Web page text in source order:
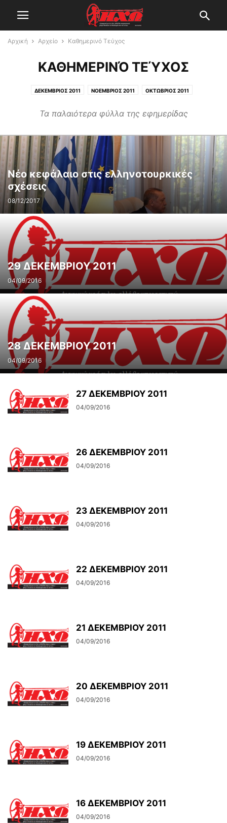
Αρχική Αρχείο Καθημερινό Τεύχος
ΚΑΘΗΜΕΡΙΝΌ ΤΕΎΧΟΣ
ΔΕΚΕΜΒΡΙΟΣ 2011 ΝΟΕΜΒΡΙΟΣ 2011 ΟΚΤΩΒΡΙΟΣ 2011
Τα παλαιότερα φύλλα της εφημερίδας
Νέο κεφάλαιο στις ελληνοτουρκικές
σχέσεις
08/12/2017
29 ΔΕΚΕΜΒΡΙΟΥ 2011
04/09/2016
28 ΔΕΚΕΜΒΡΙΟΥ 2011
04/09/2016
27 ΔΕΚΕΜΒΡΙΟΥ 2011
04/09/2016
26 ΔΕΚΕΜΒΡΙΟΥ 2011
04/09/2016
23 ΔΕΚΕΜΒΡΙΟΥ 2011
04/09/2016
22 ΔΕΚΕΜΒΡΙΟΥ 2011
04/09/2016
21 ΔΕΚΕΜΒΡΙΟΥ 2011
04/09/2016
20 ΔΕΚΕΜΒΡΙΟΥ 2011
04/09/2016
19 ΔΕΚΕΜΒΡΙΟΥ 2011
04/09/2016
16 ΔΕΚΕΜΒΡΙΟΥ 2011
04/09/2016